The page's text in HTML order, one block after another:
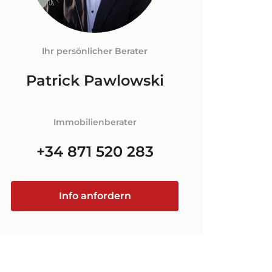
+34 871 520 283
Ihr persönlicher Berater
Patrick Pawlowski
Immobilienberater
+34 871 520 283
Info anfordern